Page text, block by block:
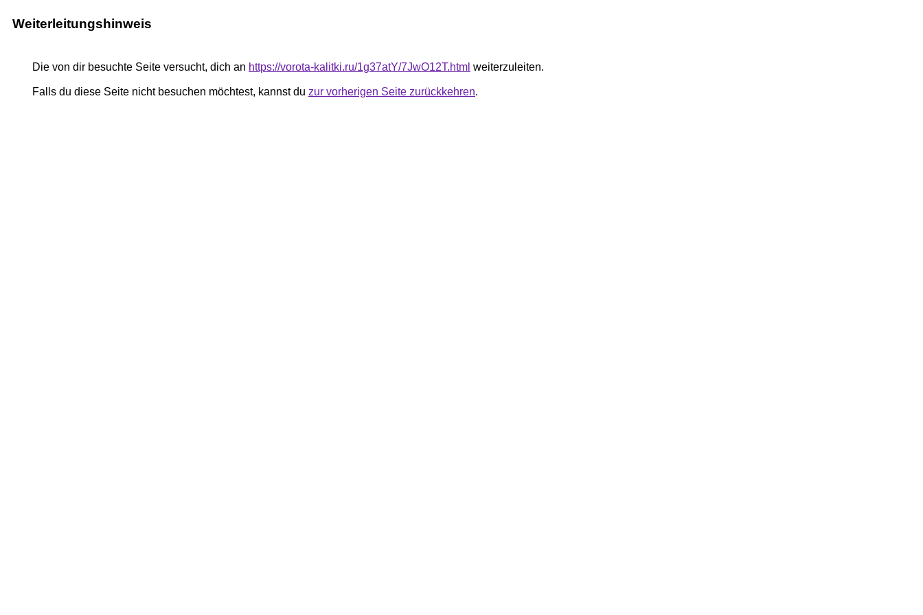
Weiterleitungshinweis
Die von dir besuchte Seite versucht, dich an https://vorota-kalitki.ru/1g37atY/7JwO12T.html weiterzuleiten.
Falls du diese Seite nicht besuchen möchtest, kannst du zur vorherigen Seite zurückkehren.